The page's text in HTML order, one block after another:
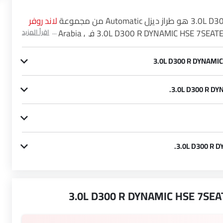
لاند روفر
. تحقق من سعر لاند روفر ديسكفري 3.0L D300 R DYNAMIC HSE 7SEATER في Saudi Arabia.
شاهد أحدث العروض، الألوان، المراجعات، الصور والمزيد من ديسكفري 3.0L D300 R DYNAMIC HSE
اقرأ المزيد